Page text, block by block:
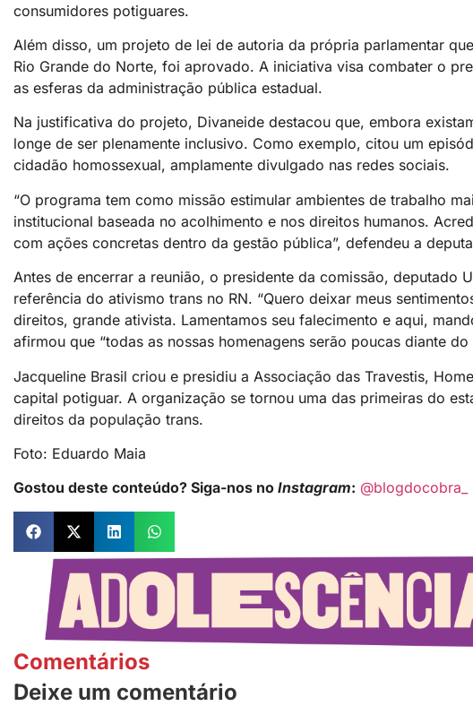
consumidores potiguares.
Além disso, um projeto de lei de autoria da própria parlamentar
Rio Grande do Norte, foi aprovado. A iniciativa visa combater o
as esferas da administração pública estadual.
Na justificativa do projeto, Divaneide destacou que, embora
longe de ser plenamente inclusivo. Como exemplo, citou um
cidadão homossexual, amplamente divulgado nas redes sociais.
“O programa tem como missão estimular ambientes de trabalho
institucional baseada no acolhimento e nos direitos humanos.
com ações concretas dentro da gestão pública”, defendeu a
Antes de encerrar a reunião, o presidente da comissão, deputado
referência do ativismo trans no RN. “Quero deixar meus
direitos, grande ativista. Lamentamos seu falecimento e aqui,
afirmou que “todas as nossas homenagens serão poucas diante
Jacqueline Brasil criou e presidiu a Associação das Travestis,
capital potiguar. A organização se tornou uma das primeiras do
direitos da população trans.
Foto: Eduardo Maia
Gostou deste conteúdo? Siga-nos no Instagram: @blogdocobra_
Comentários
Deixe um comentário